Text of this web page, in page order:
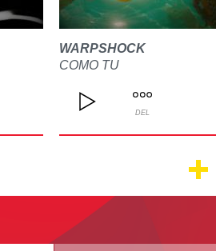
WARPSHOCK
COMO TU
DEL